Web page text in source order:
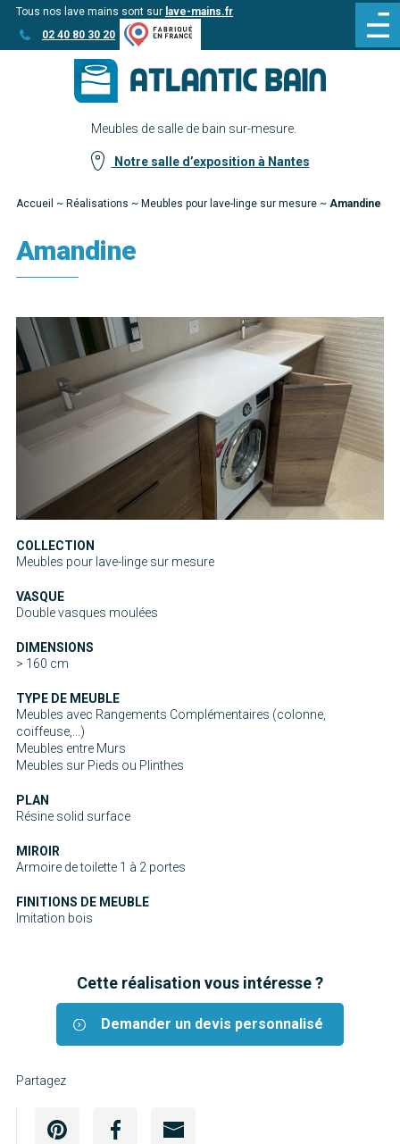
Aller
au
Aller au
contenu
Tous nos lave mains sont sur lave-mains.fr
02 40 80 30 20
Meubles de salle de bain sur-mesure.
Notre salle d’exposition à Nantes
Accueil ~ Réalisations ~ Meubles pour lave-linge sur mesure ~ Amandine
Amandine
COLLECTION
Meubles pour lave-linge sur mesure
VASQUE
Double vasques moulées
DIMENSIONS
> 160 cm
TYPE DE MEUBLE
Meubles avec Rangements Complémentaires (colonne,
coiffeuse,...)
Meubles entre Murs
Meubles sur Pieds ou Plinthes
PLAN
Résine solid surface
MIROIR
Armoire de toilette 1 à 2 portes
FINITIONS DE MEUBLE
Imitation bois
Cette réalisation vous intéresse ?
Demander un devis personnalisé
Partagez